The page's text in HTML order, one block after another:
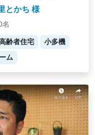
とかち 様
名
齢者住宅
小多機
ム